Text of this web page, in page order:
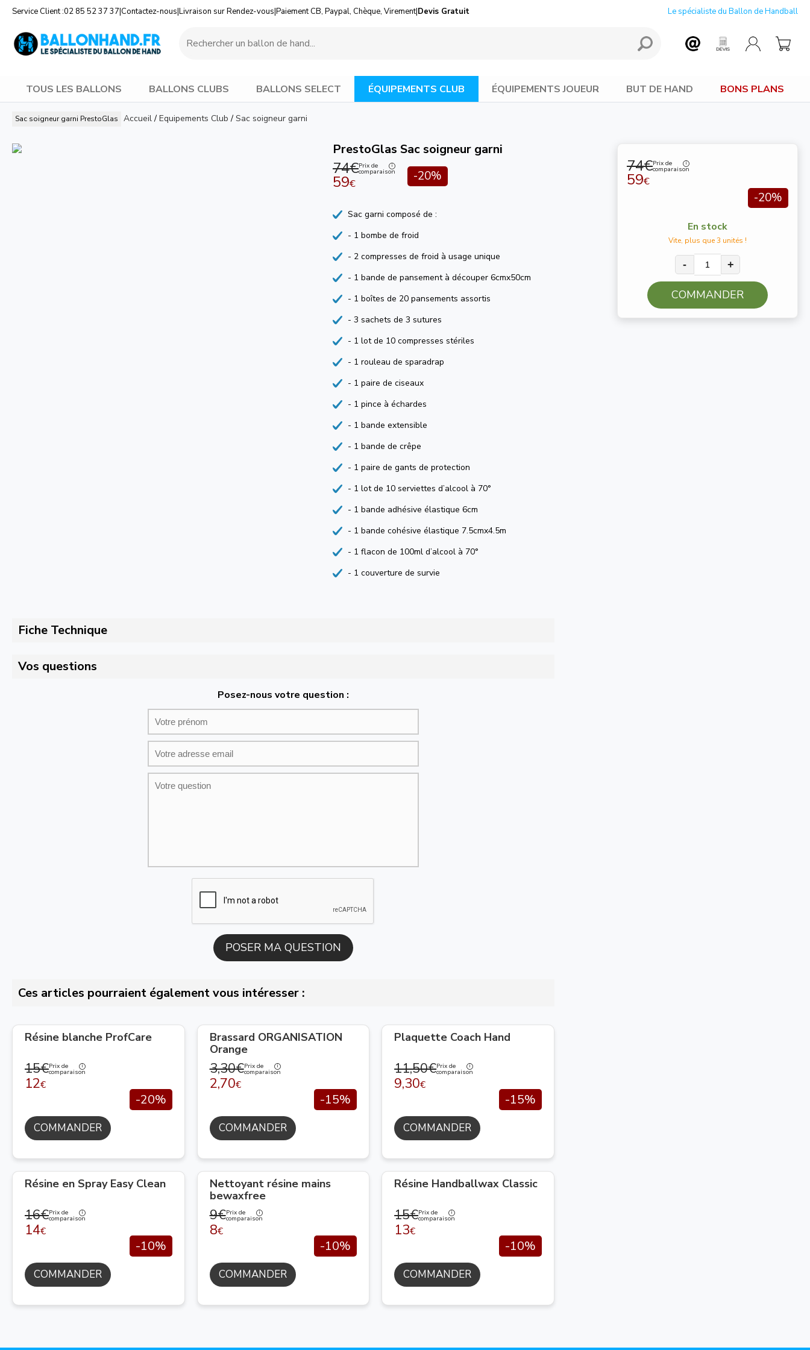
Service Client :02 85 52 37 37|Contactez-nous|Livraison sur Rendez-vous|Paiement CB, Paypal, Chèque, Virement|Devis Gratuit Le spécialiste du Ballon de Handball
TOUS LES BALLONS BALLONS CLUBS BALLONS SELECT ÉQUIPEMENTS CLUB ÉQUIPEMENTS JOUEUR BUT DE HAND BONS PLANS
Sac soigneur garni PrestoGlas Accueil/ Equipements Club / Sac soigneur garni
74€Prix de
comparaison
59€
-20%
En stock
Vite, plus que 3 unités !
- +
COMMANDER
PrestoGlas Sac soigneur garni
74€Prix de
comparaison
59€ -20%
Sac garni composé de :
- 1 bombe de froid
- 2 compresses de froid à usage unique
- 1 bande de pansement à découper 6cmx50cm
- 1 boîtes de 20 pansements assortis
- 3 sachets de 3 sutures
- 1 lot de 10 compresses stériles
- 1 rouleau de sparadrap
- 1 paire de ciseaux
- 1 pince à échardes
- 1 bande extensible
- 1 bande de crêpe
- 1 paire de gants de protection
- 1 lot de 10 serviettes d’alcool à 70°
- 1 bande adhésive élastique 6cm
- 1 bande cohésive élastique 7.5cmx4.5m
- 1 flacon de 100ml d’alcool à 70°
- 1 couverture de survie
Fiche Technique
Vos questions
Posez-nous votre question :
Ces articles pourraient également vous intéresser :
Résine blanche ProfCare
15€Prix de
comparaison
12€
-20%
COMMANDER
Brassard ORGANISATION
Orange
3,30€Prix de
comparaison
2,70€
-15%
COMMANDER
Plaquette Coach Hand
11,50€Prix de
comparaison
9,30€
-15%
COMMANDER
Résine en Spray Easy Clean
16€Prix de
comparaison
14€
-10%
COMMANDER
Nettoyant résine mains
bewaxfree
9€Prix de
comparaison
8€
-10%
COMMANDER
Résine Handballwax Classic
15€Prix de
comparaison
13€
-10%
COMMANDER